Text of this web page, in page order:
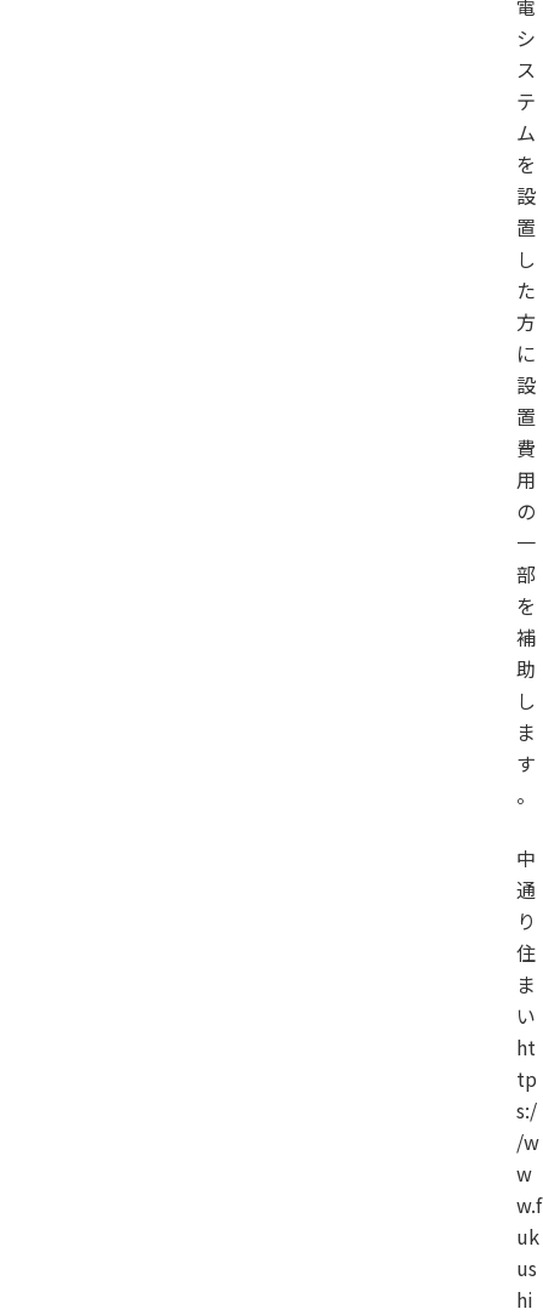
電
シ
ス
テ
ム
を
設
置
し
た
方
に
設
置
費
用
の
一
部
を
補
助
し
ま
す
。
中
通
り
住
ま
い
ht
tp
s:/
/w
w
w.f
uk
us
hi